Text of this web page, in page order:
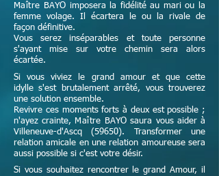
Maître BAYO imposera la fidélité au mari ou la
femme volage. Il écartera le ou la rivale de
façon définitive.
Vous serez inséparables et toute personne
s'ayant mise sur votre chemin sera alors
écartée.
Si vous viviez le grand amour et que cette
idylle s'est brutalement arrêté, vous trouverez
une solution ensemble.
Revivre ces moments forts à deux est possible ;
n'ayez crainte,
Maître BAYO saura vous aider à
Villeneuve-d'Ascq (59650). Transformer une
relation amicale en une relation amoureuse sera
aussi possible si c'est votre désir.
Si vous souhaitez rencontrer le grand Amour, il